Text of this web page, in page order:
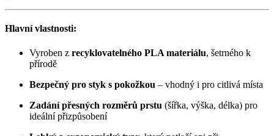
Hlavní vlastnosti:
Vyroben z recyklovatelného PLA materiálu, šetrného k
přírodě
Bezpečný pro styk s pokožkou – vhodný i pro citlivá místa
Zadání přesných rozměrů prstu (šířka, výška, délka) pro
ideální přizpůsobení